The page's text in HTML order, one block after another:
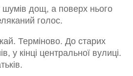
шумів дощ, а поверх нього
голос.
Терміново. До старих
у кінці центральної вулиці.